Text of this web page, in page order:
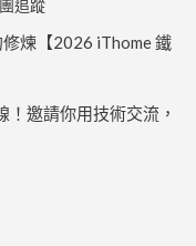
追蹤
煉【2026 iThome 鐵
邀請你用技術交流，